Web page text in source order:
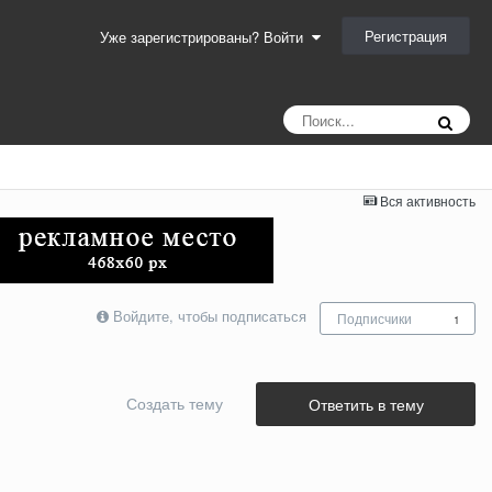
Уже зарегистрированы? Войти Регистрация
Вся активность
Войдите, чтобы подписаться Подписчики 1
Ответить в тему
Создать тему